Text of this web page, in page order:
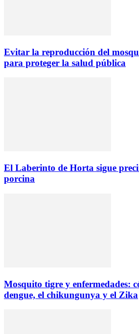
Evitar la reproducción del
para proteger la salud pública
El Laberinto de Horta sigue
porcina
Mosquito tigre y enfermedades:
dengue, el chikungunya y el Zika